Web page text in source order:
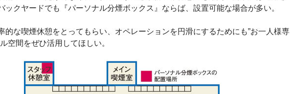
ックヤードでも『パーソナル分煙ボックス』ならば、設置可能な場合が多い。
的な喫煙休憩をとってもらい、オペレーションを円滑にするためにも”お一人様専
空間をぜひ活用してほしい。